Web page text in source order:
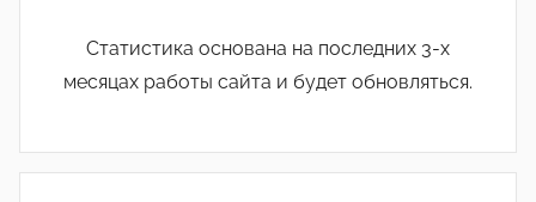
Статистика основана на последних 3-х
месяцах работы сайта и будет обновляться.